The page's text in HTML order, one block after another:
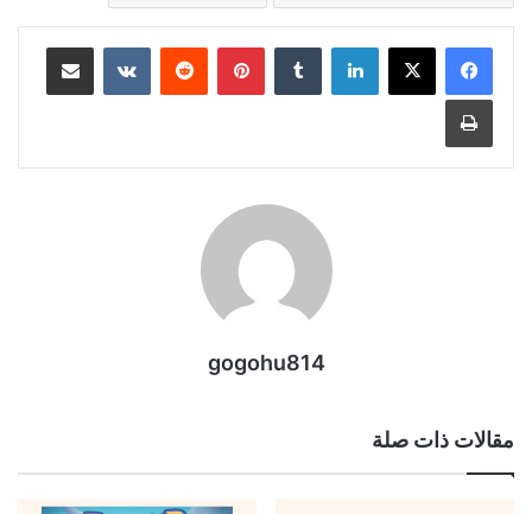
لينكدإن بينتيريست مشاركة عبر البريد
طباعة
gogohu814
مقالات ذات صلة